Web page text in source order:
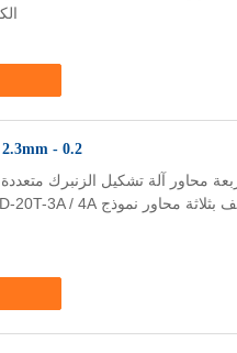
الكربون:
0.2 - 2.3mm سلك القطر نك آلة الربيع عالية الدقة 3 - 4 محاور